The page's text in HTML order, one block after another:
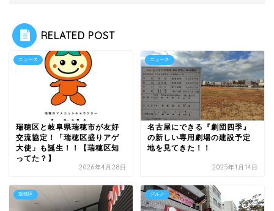
RELATED POST
ニュース
瑞穂区と岐阜県瑞穂市が友好
交流協定！「瑞穂区盛りアゲ
大使」も誕生！！【瑞穂区知
ってた？】
2026年4月28日
ニュース
名古屋にできる『劇団四季』
の新しい専用劇場の建設予定
地を見てきた！！
2025年1月14日
瑞穂区 グルメ